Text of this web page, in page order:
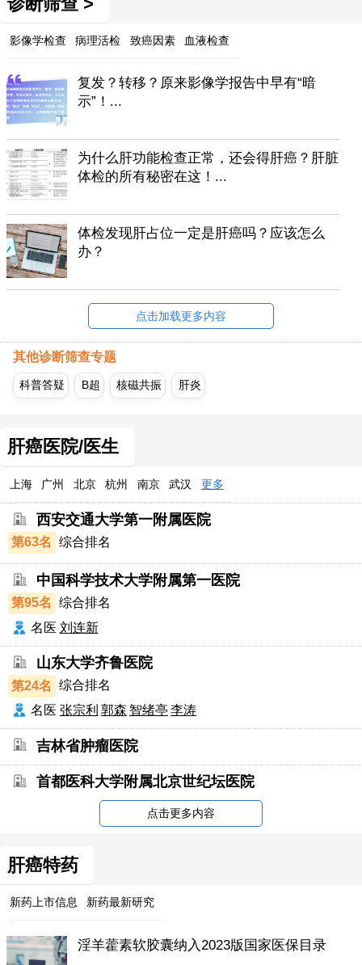
影像学检查 病理活检 致癌因素 血液检查
复发？转移？原来影像学报告中早有“暗
示”！...
为什么肝功能检查正常，还会得肝癌？肝脏
体检的所有秘密在这！...
体检发现肝占位一定是肝癌吗？应该怎么
办？
点击加载更多内容
其他诊断筛查专题
科普答疑 B超 核磁共振 肝炎
肝癌医院/医生
上海 广州 北京 杭州 南京 武汉 更多
西安交通大学第一附属医院
第63名 综合排名
中国科学技术大学附属第一医院
第95名
综合排名
名医 刘连新
山东大学齐鲁医院
第24名
综合排名
名医 张宗利 郭森 智绪亭 李涛
吉林省肿瘤医院
首都医科大学附属北京世纪坛医院
点击更多内容
肝癌特药
新药上市信息 新药最新研究
淫羊藿素软胶囊纳入2023版国家医保目录